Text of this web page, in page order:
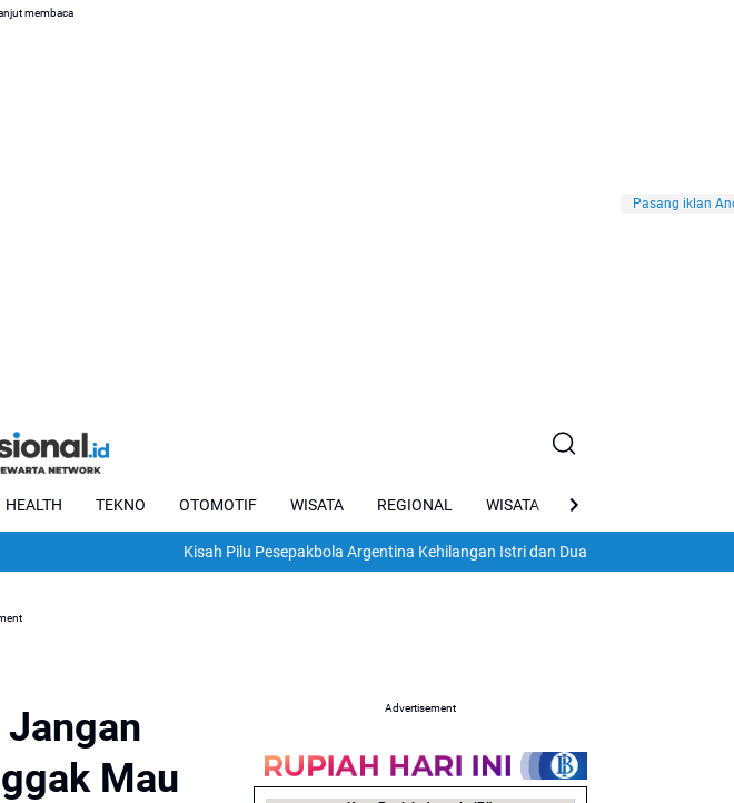
membaca
HEALTH TEKNO OTOMOTIF WISATA REGIONAL WISATA VIRAL
Kisah Pilu Pesepakbola Argentina Kehilangan Istri dan Dua Anak dalam Gempa Dahsyat
Mau
Advertisement
Pasang iklan